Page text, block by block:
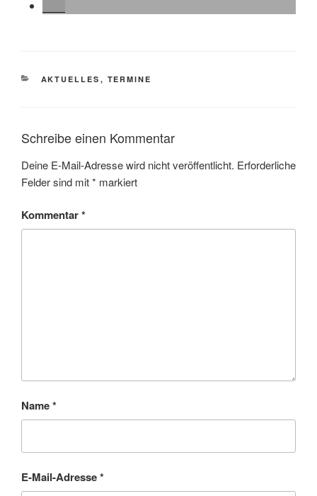
KATEGORIEN
AKTUELLES , TERMINE
Schreibe einen Kommentar
Deine E-Mail-Adresse wird nicht veröffentlicht. Erforderliche
Felder sind mit* markiert
Kommentar*
Name*
E-Mail-Adresse*